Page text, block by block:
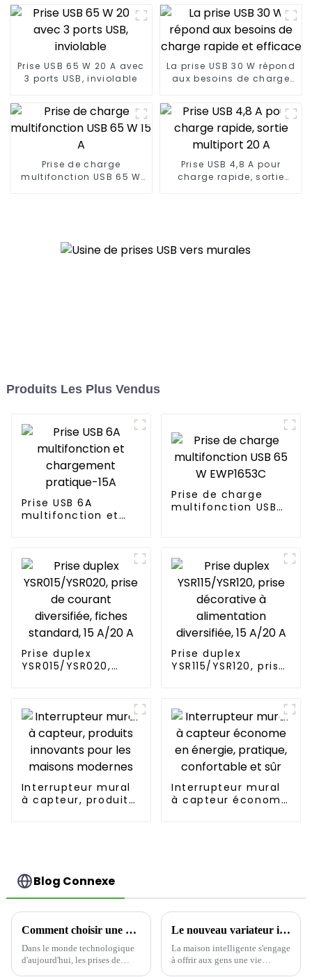
Prise USB 65 W 20 A avec
3 ports USB, inviolable
La prise USB 30 W répond
aux besoins de charge
Prise de charge
multifonction USB 65 W
Prise USB 4,8 A pour
charge rapide, sortie
Produits Les Plus Vendus
Prise USB 6A
multifonction et
Prise de charge
multifonction USB
Prise duplex
YSR015/YSR020,
Prise duplex
YSR115/YSR120, prise
A
Interrupteur mural
à capteur, produits
Interrupteur mural
à capteur économe
Blog Connexe
Comment choisir une prise de charge USB : alimentez votre espace intelligemment-1
Dans le monde technologique
d'aujourd'hui, les prises de
Le nouveau variateur intelligent YSDM101 : une révolution dans le contrôle de l'éclairage domestique intelligent
La maison intelligente s'engage
à offrir aux gens une vie